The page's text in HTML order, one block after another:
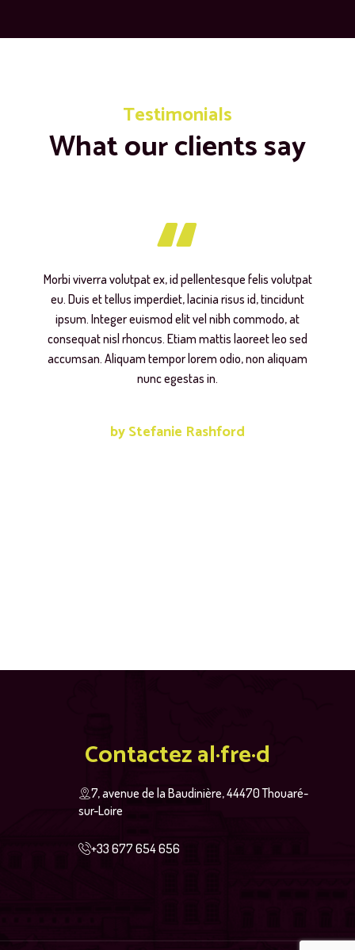
Testimonials
What our clients say
Morbi viverra volutpat ex, id pellentesque felis volutpat
eu. Duis et tellus imperdiet, lacinia risus id, tincidunt
ipsum. Integer euismod elit vel nibh commodo, at
consequat nisl rhoncus. Etiam mattis laoreet leo sed
accumsan. Aliquam tempor lorem odio, non aliquam
nunc egestas in.
by Stefanie Rashford
Contactez al·fre·d
7, avenue de la Baudinière, 44470 Thouaré-
sur-Loire
+33 677 654 656